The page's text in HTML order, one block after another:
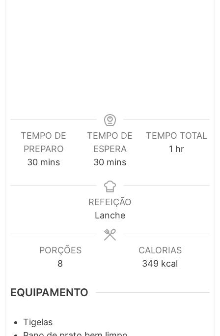
TEMPO DE
PREPARO
30minutes
mins
TEMPO DE
ESPERA
30minutes
mins
TEMPO TOTAL
1 hour
hr
REFEIÇÃO
Lanche
PORÇÕES
8
CALORIAS
349 kcal
EQUIPAMENTO
Tigelas